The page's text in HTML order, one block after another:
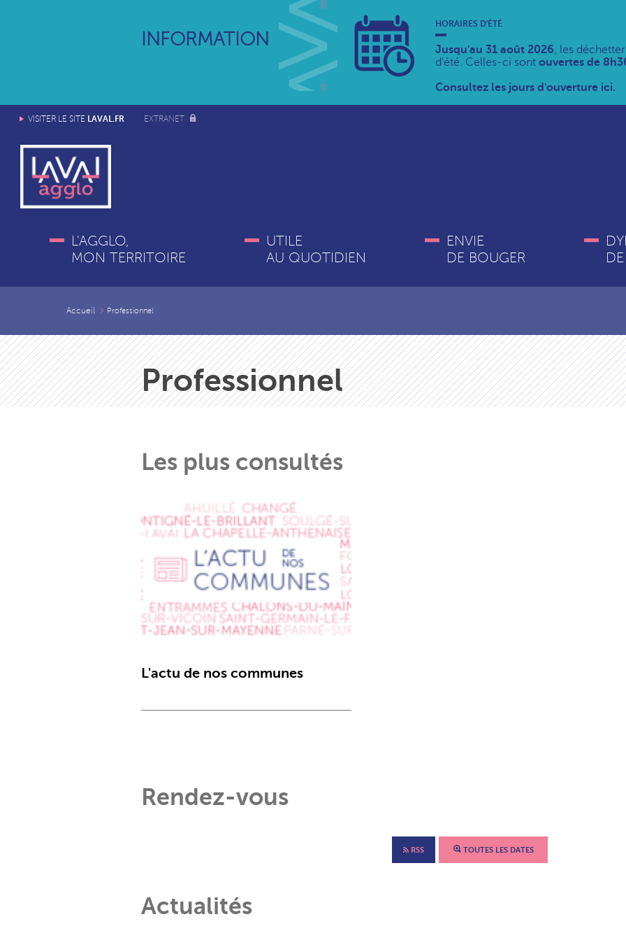
INFORMATION
HORAIRES D'ÉTÉ
Jusqu'au 31 août 2026, les
d'été. Celles-ci sont ouvertes de
Consultez les jours d'ouverture ici.
VISITER LE SITE LAVAL.FR EXTRANET
L'AGGLO,
MON TERRITOIRE
UTILE
AU QUOTIDIEN
ENVIE
DE BOUGER
Accueil Professionnel
Professionnel
Les plus consultés
L'actu de nos communes
Rendez-vous
RSS TOUTES LES DATES
Actualités